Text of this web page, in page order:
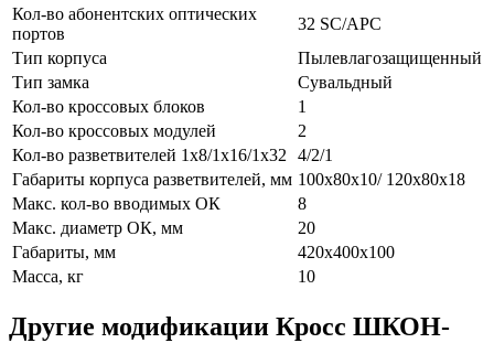
Кол-во абонентских оптических
портов
32 SC/APC
Тип корпуса
Пылевлагозащищенный
Тип замка
Сувальдный
Кол-во кроссовых блоков
1
Кол-во кроссовых модулей
2
Кол-во разветвителей 1х8/1х16/1х32
4/2/1
Габариты корпуса разветвителей, мм 100х80х10/ 120х80х18
Макс. кол-во вводимых ОК
8
Макс. диаметр ОК, мм
20
Габариты, мм
420х400х100
Масса, кг
10
Другие модификации Кросс ШКОН-